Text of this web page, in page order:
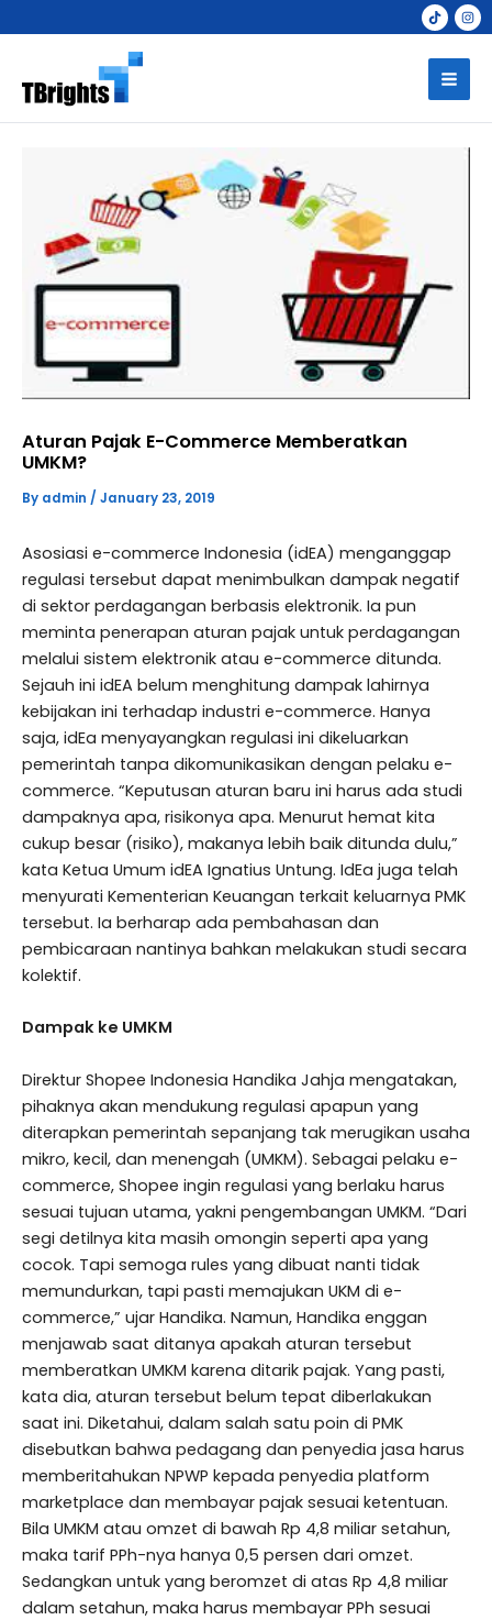
to
Aturan Pajak E-Commerce Memberatkan
UMKM?
By admin / January 23, 2019
Asosiasi e-commerce Indonesia (idEA) menganggap
regulasi tersebut dapat menimbulkan dampak negatif
di sektor perdagangan berbasis elektronik. Ia pun
meminta penerapan aturan pajak untuk perdagangan
melalui sistem elektronik atau e-commerce ditunda.
Sejauh ini idEA belum menghitung dampak lahirnya
kebijakan ini terhadap industri e-commerce. Hanya
saja, idEa menyayangkan regulasi ini dikeluarkan
pemerintah tanpa dikomunikasikan dengan pelaku e-
commerce. “Keputusan aturan baru ini harus ada studi
dampaknya apa, risikonya apa. Menurut hemat kita
cukup besar (risiko), makanya lebih baik ditunda dulu,”
kata Ketua Umum idEA Ignatius Untung. IdEa juga telah
menyurati Kementerian Keuangan terkait keluarnya PMK
tersebut. Ia berharap ada pembahasan dan
pembicaraan nantinya bahkan melakukan studi secara
kolektif.
Dampak ke UMKM
Direktur Shopee Indonesia Handika Jahja mengatakan,
pihaknya akan mendukung regulasi apapun yang
diterapkan pemerintah sepanjang tak merugikan usaha
mikro, kecil, dan menengah (UMKM). Sebagai pelaku e-
commerce, Shopee ingin regulasi yang berlaku harus
sesuai tujuan utama, yakni pengembangan UMKM. “Dari
segi detilnya kita masih omongin seperti apa yang
cocok. Tapi semoga rules yang dibuat nanti tidak
memundurkan, tapi pasti memajukan UKM di e-
commerce,” ujar Handika. Namun, Handika enggan
menjawab saat ditanya apakah aturan tersebut
memberatkan UMKM karena ditarik pajak. Yang pasti,
kata dia, aturan tersebut belum tepat diberlakukan
saat ini. Diketahui, dalam salah satu poin di PMK
disebutkan bahwa pedagang dan penyedia jasa harus
memberitahukan NPWP kepada penyedia platform
marketplace dan membayar pajak sesuai ketentuan.
Bila UMKM atau omzet di bawah Rp 4,8 miliar setahun,
maka tarif PPh-nya hanya 0,5 persen dari omzet.
Sedangkan untuk yang beromzet di atas Rp 4,8 miliar
dalam setahun, maka harus membayar PPh sesuai